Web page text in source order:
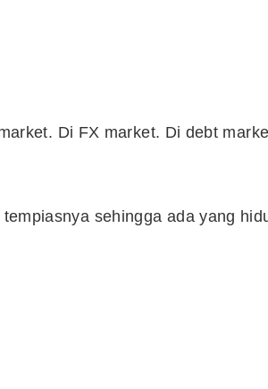
Di FX market. Di debt
sehingga ada yang
(2018)